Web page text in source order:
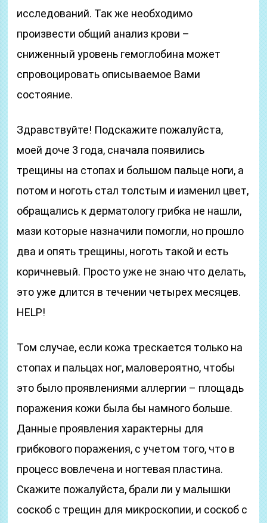
исследований. Так же необходимо
произвести общий анализ крови –
сниженный уровень гемоглобина может
спровоцировать описываемое Вами
состояние.
Здравствуйте! Подскажите пожалуйста,
моей доче 3 года, сначала появились
трещины на стопах и большом пальце ноги, а
потом и ноготь стал толстым и изменил цвет,
обращались к дерматологу грибка не нашли,
мази которые назначили помогли, но прошло
два и опять трещины, ноготь такой и есть
коричневый. Просто уже не знаю что делать,
это уже длится в течении четырех месяцев.
HELP!
Том случае, если кожа трескается только на
стопах и пальцах ног, маловероятно, чтобы
это было проявлениями аллергии – площадь
поражения кожи была бы намного больше.
Данные проявления характерны для
грибкового поражения, с учетом того, что в
процесс вовлечена и ногтевая пластина.
Скажите пожалуйста, брали ли у малышки
соскоб с трещин для микроскопии, и соскоб с